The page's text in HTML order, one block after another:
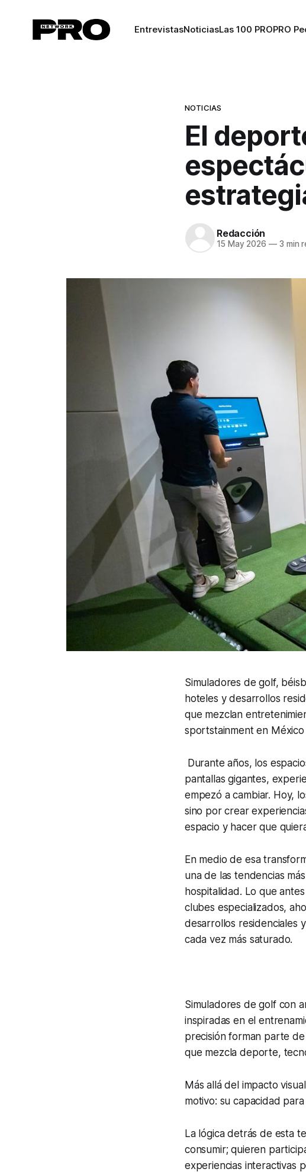
EntrevistasNoticiasLas 100 PROPRO
NOTICIAS
El
Redacción
15 May 2026 —3 min
Simuladores de golf,
hoteles y desarrollos
que mezclan
sportstainment en México
Durante años, los
pantallas gigantes,
empezó a cambiar. Hoy,
sino por crear
espacio y hacer que
En medio de esa
una de las tendencias
hospitalidad. Lo que
clubes especializados,
desarrollos residenciales
cada vez más saturado.
Simuladores de golf con
inspiradas en el
precisión forman parte
que mezcla deporte,
Más allá del impacto
motivo: su capacidad
La lógica detrás de esta
consumir; quieren
experiencias interactivas